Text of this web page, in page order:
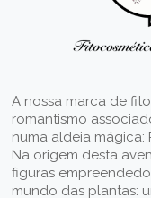
A nossa marca de
romantismo
numa aldeia mágica:
Na origem desta
figuras
mundo das plantas: